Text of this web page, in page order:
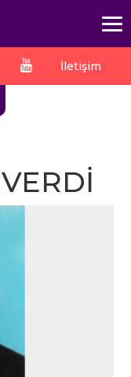
İletişim